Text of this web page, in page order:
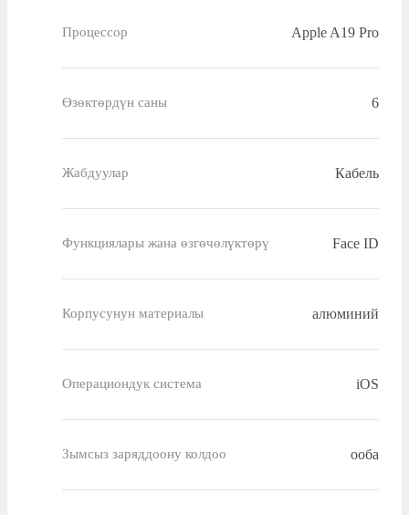
Процессор Apple A19 Pro
Өзөктөрдүн саны 6
Жабдуулар Кабель
Функциялары жана өзгөчөлүктөрү Face ID
Корпусунун материалы алюминий
Операциондук система iOS
Зымсыз заряддоону колдоо ооба